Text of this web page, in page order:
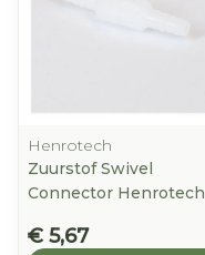
Henrotech
Zuurstof Swivel
Connector Henrotech
€ 5,67